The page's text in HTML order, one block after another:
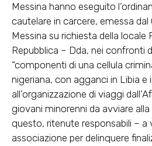
Messina hanno eseguito
cautelare in carcere, emessa dal
Messina su richiesta della locale
Repubblica – Dda, nei confronti
“componenti di una cellula
nigeriana, con agganci in Libia e
all’organizzazione di viaggi
giovani minorenni da avviare
questo, ritenute responsabili – a
associazione per delinquere